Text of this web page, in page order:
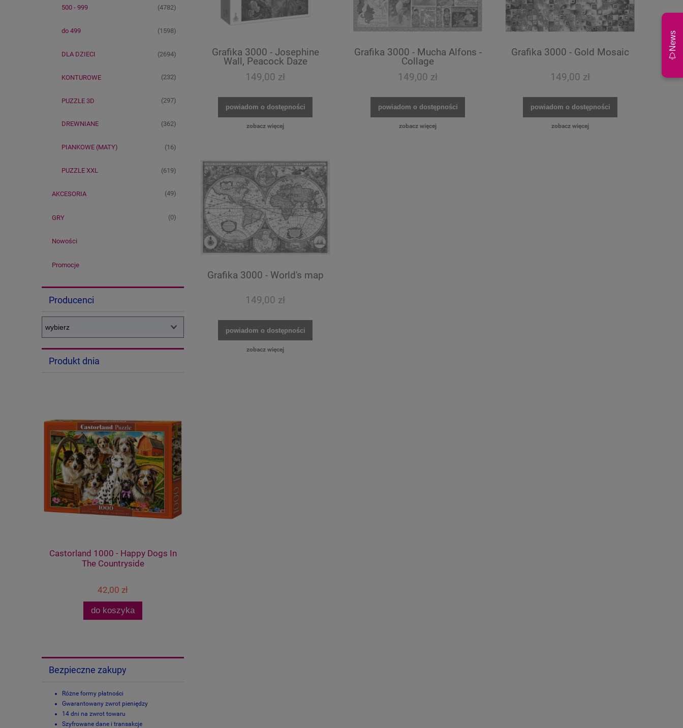
500 - 999 (4782)
do 499 (1598)
DLA DZIECI (2694)
KONTUROWE (232)
PUZZLE 3D (297)
DREWNIANE (362)
PIANKOWE (MATY) (16)
PUZZLE XXL (619)
AKCESORIA (49)
GRY (0)
Nowości
Promocje
Producenci
Produkt dnia
Castorland 1000 - Happy Dogs In
The Countryside
42,00 zł
do koszyka
Bezpieczne zakupy
Różne formy płatności
Gwarantowany zwrot pieniędzy
14 dni na zwrot towaru
Szyfrowane dane i transakcje
Grafika 3000 - Josephine
Wall, Peacock Daze
149,00 zł
powiadom o dostępności
zobacz więcej
Grafika 3000 - Mucha Alfons -
Collage
149,00 zł
powiadom o dostępności
zobacz więcej
Grafika 3000 - Gold Mosaic
149,00 zł
powiadom o dostępności
zobacz więcej
Grafika 3000 - World's map
149,00 zł
powiadom o dostępności
zobacz więcej
News